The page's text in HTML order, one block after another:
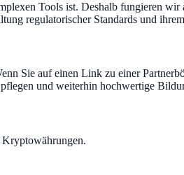
Tools ist. Deshalb fungieren wir
regulatorischer Standards und
Sie auf einen Link zu einer
und weiterhin hochwertige